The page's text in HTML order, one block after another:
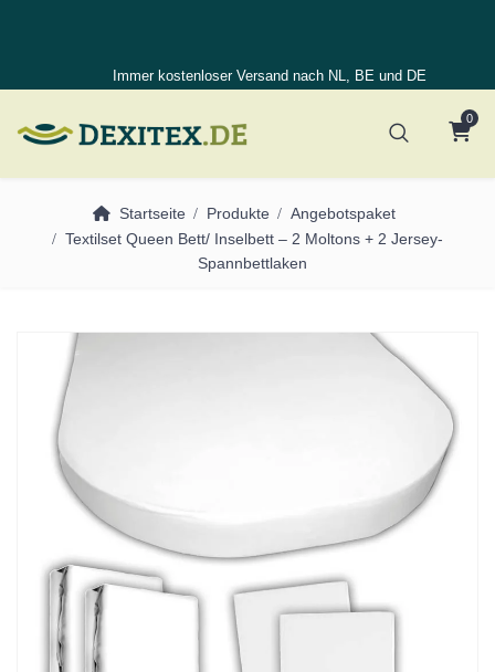
Immer kostenloser Versand nach NL, BE und DE
0
Startseite Produkte
Angebotspaket
Textilset Queen Bett/ Inselbett – 2 Moltons + 2 Jersey-
Spannbettlaken